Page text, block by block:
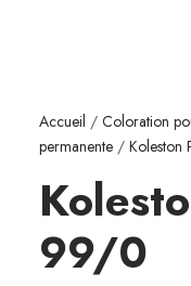
Accueil / Coloration
permanente / Koleston
99/0